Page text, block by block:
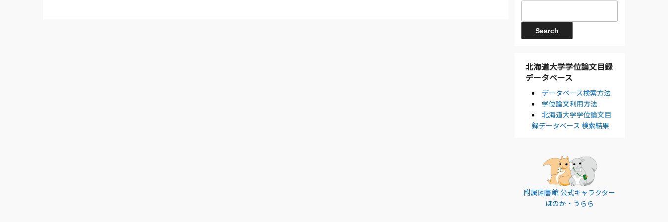
北海道大学学位論文目録
データベース
データベース検索方法
学位論文利用方法
北海道大学学位論文目
録データベース 検索結果
附属図書館 公式キャラクター
ほのか・うらら